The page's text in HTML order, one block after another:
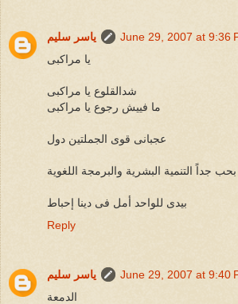
ياسر سليم
June 29, 2007 at 9:36
يا مراكبى
شدالقلوع يا مراكبى
ما فييش رجوع يا مراكبى
عجبانى قوى الجملتين دول
بيدى للواحد أمل فى دينا إحباط
Reply
ياسر سليم
June 29, 2007 at 9:40
الدمعة